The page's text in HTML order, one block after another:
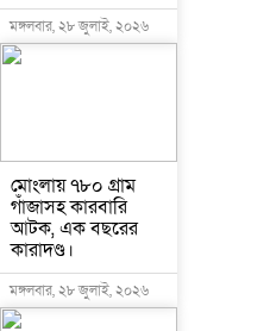
মঙ্গলবার, ২৮ জুলাই, ২০২৬
মোংলায় ৭৮০ গ্রাম
গাঁজাসহ কারবারি
আটক, এক বছরের
কারাদণ্ড।
মঙ্গলবার, ২৮ জুলাই, ২০২৬